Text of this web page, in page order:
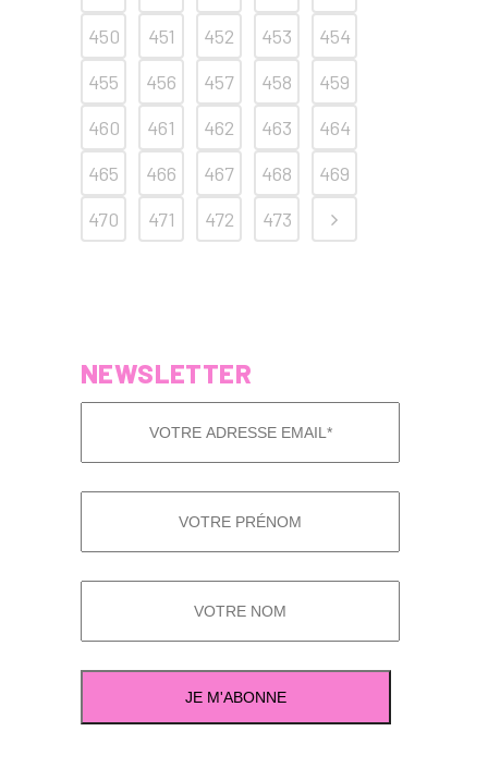
450
451 452 453
454
455
456 457 458
459
460
461 462 463
464
465
466 467 468
469
470
471 472 473
NEWSLETTER